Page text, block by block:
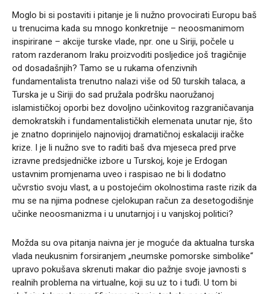
Moglo bi si postaviti i pitanje je li nužno provocirati Europu baš
u trenucima kada su mnogo konkretnije – neoosmanimom
inspirirane – akcije turske vlade, npr. one u Siriji, počele u
ratom razderanom Iraku proizvoditi posljedice još tragičnije
od dosadašnjih? Tamo se u rukama ofenzivnih
fundamentalista trenutno nalazi više od 50 turskih talaca, a
Turska je u Siriji do sad pružala podršku naoružanoj
islamističkoj oporbi bez dovoljno učinkovitog razgraničavanja
demokratskih i fundamentalističkih elemenata unutar nje, što
je znatno doprinijelo najnovijoj dramatičnoj eskalaciji iračke
krize. I je li nužno sve to raditi baš dva mjeseca pred prve
izravne predsjedničke izbore u Turskoj, koje je Erdogan
ustavnim promjenama uveo i raspisao ne bi li dodatno
učvrstio svoju vlast, a u postojećim okolnostima raste rizik da
mu se na njima podnese cjelokupan račun za desetogodišnje
učinke neoosmanizma i u unutarnjoj i u vanjskoj politici?
Možda su ova pitanja naivna jer je moguće da aktualna turska
vlada neukusnim forsiranjem „neumske pomorske simbolike“
upravo pokušava skrenuti makar dio pažnje svoje javnosti s
realnih problema na virtualne, koji su uz to i tuđi. U tom bi